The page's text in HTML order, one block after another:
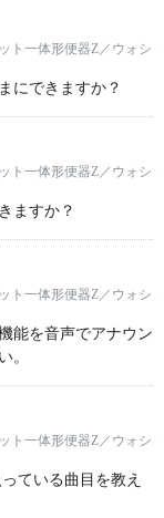
ト一体形便器Z／ウォシ
にできますか？
ト一体形便器Z／ウォシ
ますか？
ト一体形便器Z／ウォシ
能を音声でアナウン
。
ト一体形便器Z／ウォシ
ている曲目を教え